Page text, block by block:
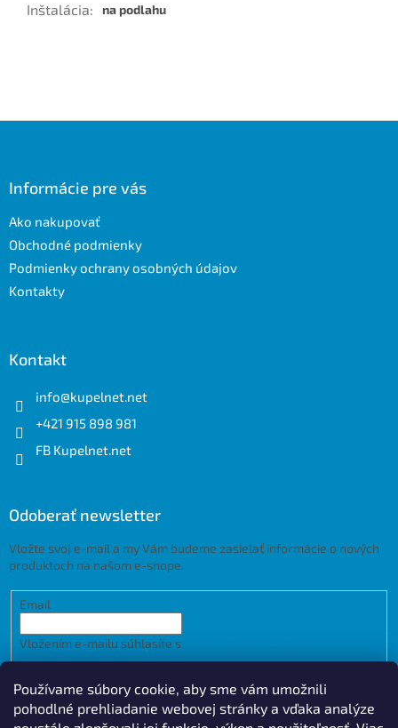
Používame súbory cookie, aby sme vám umožnili
pohodlné prehliadanie webovej stránky a vďaka analýze
Inštalácia: na podlahu
Informácie pre vás
Ako nakupovať
Obchodné podmienky
Podmienky ochrany osobných údajov
Kontakty
Kontakt
info@kupelnet.net
+421 915 898 981
FB Kupelnet.net
Odoberať newsletter
Vložte svoj e-mail a my Vám budeme zasielať informácie o nových
produktoch na našom e-shope.
Email
Vložením e-mailu súhlasíte s
údajov
PRIHLÁSIŤ SA